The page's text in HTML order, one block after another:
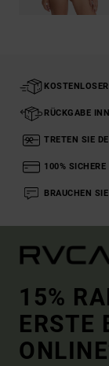
RÜCKGABE
TRETEN SIE
100%
BRAUCHEN
15%
ERSTE